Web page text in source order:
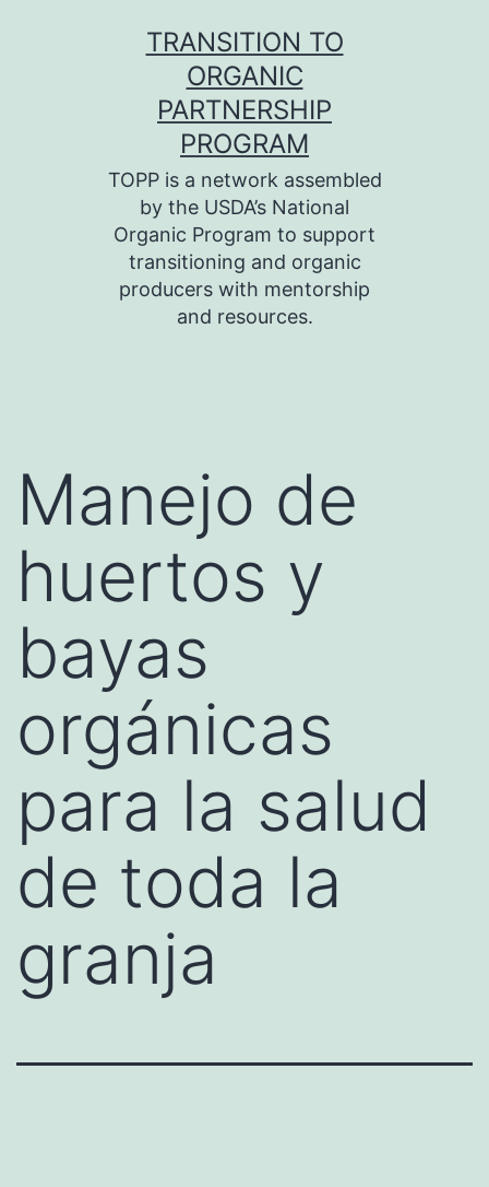
TRANSITION TO
ORGANIC
PARTNERSHIP
PROGRAM
TOPP is a network assembled
by the USDA’s National
Organic Program to support
transitioning and organic
producers with mentorship
and resources.
Manejo de
huertos y
bayas
orgánicas
para la salud
de toda la
granja